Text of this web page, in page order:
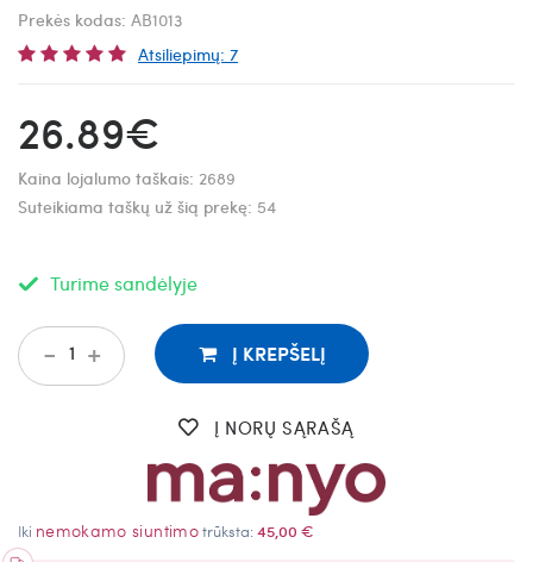
Prekės kodas: AB1013
Atsiliepimų: 7
26.89€
Kaina lojalumo taškais: 2689
Suteikiama taškų už šią prekę: 54
Turime sandėlyje
+
- Į KREPŠELĮ
Į NORŲ SĄRAŠĄ
Iki nemokamo siuntimotrūksta:45,00 €